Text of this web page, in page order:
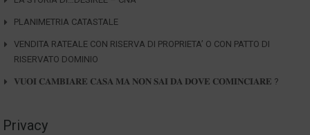
PLANIMETRIA CATASTALE
VENDITA RATEALE CON RISERVA DI PROPRIETA’ O CON PATTO DI
RISERVATO DOMINIO
𝐕𝐔𝐎𝐈 𝐂𝐀𝐌𝐁𝐈𝐀𝐑𝐄 𝐂𝐀𝐒𝐀 𝐌𝐀 𝐍𝐎𝐍 𝐒𝐀𝐈 𝐃𝐀 𝐃𝐎𝐕𝐄 𝐂𝐎𝐌𝐈𝐍𝐂𝐈𝐀𝐑𝐄 ?
Privacy